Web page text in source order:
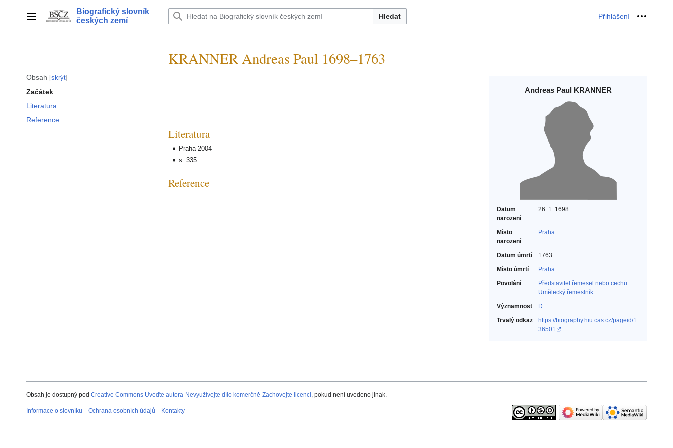
Hlavní menu
Biografický slovník
českých zemí
Hledat Přihlášení Osobní
Obsah skrýt
Začátek
Literatura
Reference
KRANNER Andreas Paul 1698–1763
Andreas Paul KRANNER
Datum
narození
26. 1. 1698
Místo
narození
Praha
Datum úmrtí
1763
Místo úmrtí
Praha
Povolání
Představitel řemesel nebo cechů‎
Umělecký řemeslník‎
Významnost
D
Trvalý odkaz
https://biography.hiu.cas.cz/pageid/1
36501
Literatura
Praha 2004
s. 335
Reference
Obsah je dostupný pod Creative Commons Uveďte autora-Nevyužívejte dílo komerčně-Zachovejte licenci, pokud není uvedeno jinak.
Informace o slovníku Ochrana osobních údajů Kontakty